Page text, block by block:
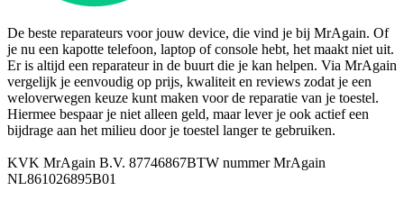
De beste reparateurs voor jouw device, die vind je bij MrAgain. Of
je nu een kapotte telefoon, laptop of console hebt, het maakt niet uit.
Er is altijd een reparateur in de buurt die je kan helpen. Via MrAgain
vergelijk je eenvoudig op prijs, kwaliteit en reviews zodat je een
weloverwegen keuze kunt maken voor de reparatie van je toestel.
Hiermee bespaar je niet alleen geld, maar lever je ook actief een
bijdrage aan het milieu door je toestel langer te gebruiken.
KVK MrAgain B.V. 87746867BTW nummer MrAgain
NL861026895B01